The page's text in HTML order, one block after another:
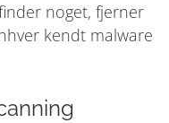
noget, fjerner
kendt malware